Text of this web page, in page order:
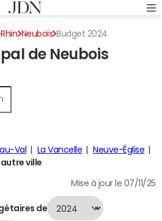
Neubois Budget 2024
de Neubois
Val La Vancelle
Neuve-Église
ville
Mise à jour le 07/11/25
de